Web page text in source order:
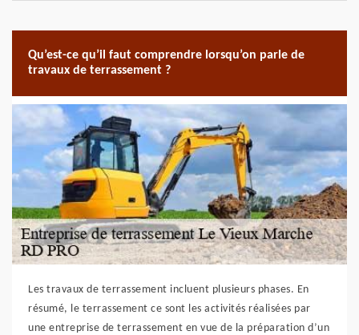
Qu’est-ce qu’il faut comprendre lorsqu’on parle de
travaux de terrassement ?
Les travaux de terrassement incluent plusieurs phases. En
résumé, le terrassement ce sont les activités réalisées par
une entreprise de terrassement en vue de la préparation d’un